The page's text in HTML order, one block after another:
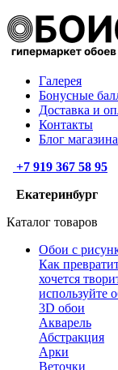
Галерея
Бонусные
Доставка и
Контакты
Блог магазина
+7 919 367 58 95
Екатеринбург
Каталог товаров
Обои с
Как
хочется
используйте
3D обои
Акварель
Абстракция
Арки
Веточки